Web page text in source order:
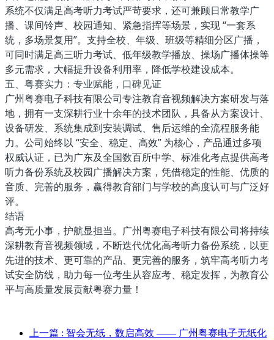
系统不仅满足高考听力考试严苛要求，还可兼顾日常教学广
播、课间铃声、校园通知、紧急指挥等场景，实现 “一套系
统，多场景复用”。支持全校、年级、班级等精细分区广播，
可同时满足高三听力考试、低年级教学播放、操场广播体操等
多元需求，大幅提升设备利用率，降低学校建设成本。
五、粤赛实力：专业赋能，口碑见证
广州粤赛电子科技有限公司专注教育音视频解决方案研发与落
地，拥有一支深耕行业十余年的技术团队，具备从方案设计、
设备研发、系统集成到安装调试、售后运维的全流程服务能
力。公司始终以 “安全、稳定、高效” 为核心，产品通过多项
权威认证，已为广东及全国数百所中学、标准化考点提供高考
听力备份系统及校园广播解决方案，凭借稳定的性能、优质的
音质、完善的服务，赢得教育部门与学校的高度认可与广泛好
评。
结语
高考无小事，护航显担当。广州粤赛电子科技有限公司将持续
深耕教育音视频领域，不断迭代优化高考听力备份系统，以更
先进的技术、更可靠的产品、更完善的服务，筑牢高考听力考
试安全防线，助力每一位考生从容应考、稳定发挥，为教育公
平与高质量发展贡献粤赛力量！
上一篇 : 智会无纸，数启高效 —— 广州粤赛电子无纸化